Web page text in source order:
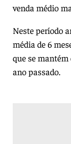
venda médio
Neste período
média de 6
que se
ano passado.